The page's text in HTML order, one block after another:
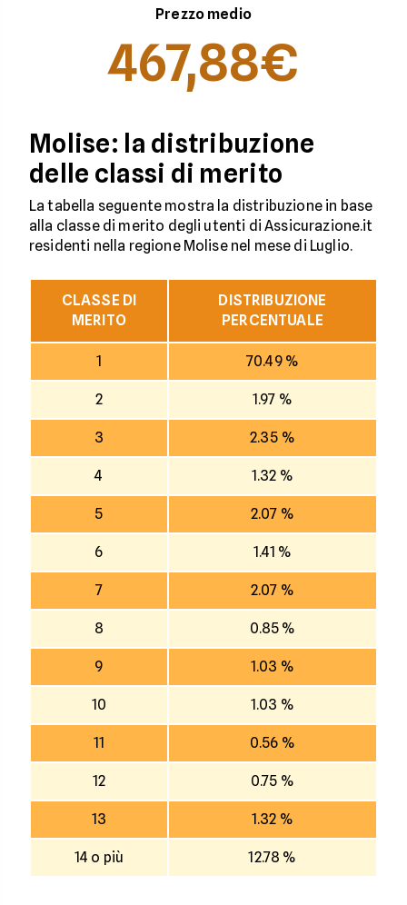
Prezzo medio
467,88€
Molise: la distribuzione
delle classi di merito
La tabella seguente mostra la distribuzione in base
alla classe di merito degli utenti di Assicurazione.it
residenti nella regione Molise nel mese di Luglio.
CLASSE DI
MERITO
DISTRIBUZIONE
PERCENTUALE
1 70.49 %
2 1.97 %
3 2.35 %
4 1.32 %
5 2.07 %
6 1.41 %
7 2.07 %
8 0.85 %
9 1.03 %
10 1.03 %
11 0.56 %
12 0.75 %
13 1.32 %
14 o più 12.78 %